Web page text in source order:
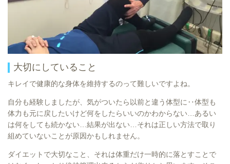
大切にしていること
キレイで健康的な身体を維持するのって難しいですよね。
自分も経験しましたが、気がついたら以前と違う体型に‥体型も
体力も元に戻したいけど何をしたらいいのかわからない…あるい
は何をしても続かない…結果が出ない…それは正しい方法で取り
組めていないことが原因かもしれません。
ダイエットで大切なこと、それは体重だけ一時的に落とすことで